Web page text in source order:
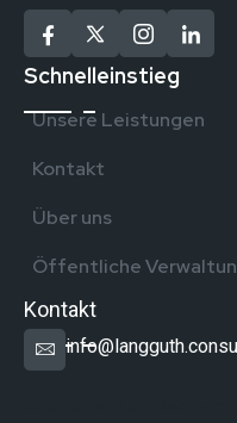
Schnelleinstieg
Unsere Leistungen
Kontakt
Über uns
Öffentliche
Kontakt